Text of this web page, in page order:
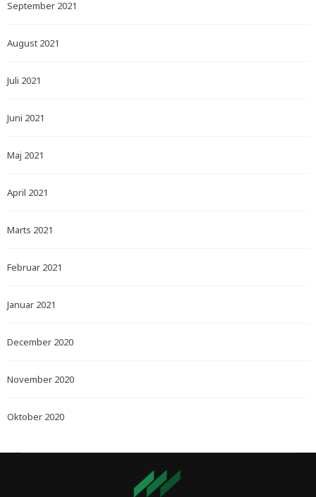
September 2021
August 2021
Juli 2021
Juni 2021
Maj 2021
April 2021
Marts 2021
Februar 2021
Januar 2021
December 2020
November 2020
Oktober 2020